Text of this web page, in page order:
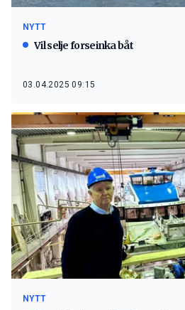
NYTT
Vil selje forseinka båt
03.04.2025 09:15
NYTT